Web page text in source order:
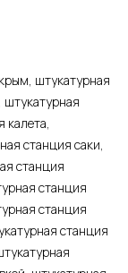
штукатурная
штукатурная
станция саки,
станция
станция
станция
станция